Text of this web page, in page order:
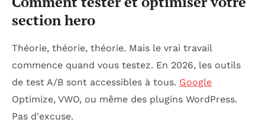
section hero
Théorie, théorie, théorie. Mais le vrai travail
commence quand vous testez. En 2026, les outils
de test A/B sont accessibles à tous. Google
Optimize, VWO, ou même des plugins WordPress.
Pas d'excuse.